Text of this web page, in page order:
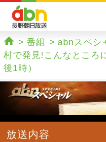
ホーム
番組 abnスペシ
村で発見!こんなところ
後1時）
放送内容